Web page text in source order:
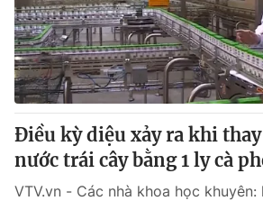
Điều kỳ diệu xảy ra khi thay
nước trái cây bằng 1 ly cà
VTV.vn - Các nhà khoa học